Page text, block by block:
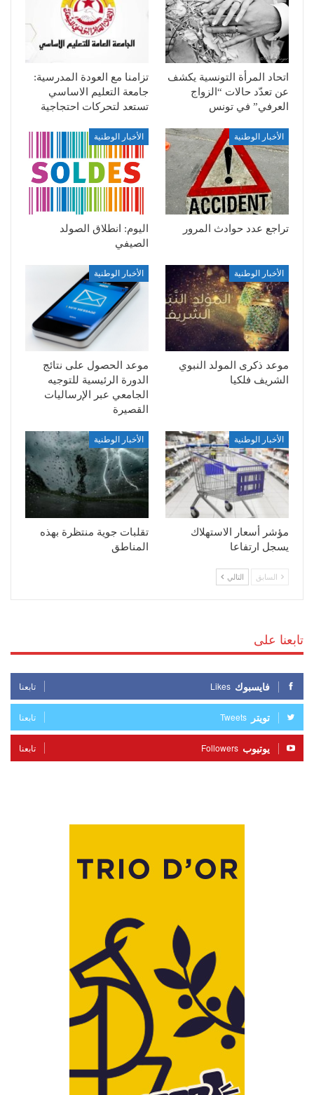
اتحاد المرأة التونسية يكشف
عن تعدّد حالات “الزواج
العرفي” في تونس
تزامنا مع العودة المدرسية:
جامعة التعليم الاساسي
تستعد لتحركات احتجاجية
الأخبار الوطنية
تراجع عدد حوادث المرور
الأخبار الوطنية
اليوم: انطلاق الصولد
الصيفي
الأخبار الوطنية
موعد ذكرى المولد النبوي
الشريف فلكيا
الأخبار الوطنية
موعد الحصول على نتائج
الدورة الرئيسية للتوجيه
الجامعي عبر الإرساليات
القصيرة
الأخبار الوطنية
مؤشر أسعار الاستهلاك
يسجل ارتفاعا
الأخبار الوطنية
تقلبات جوية منتظرة بهذه
المناطق
السابق التالي
تابعنا على
فايسبوك Likes تابعنا
تويتر Tweets تابعنا
يوتيوب Followers تابعنا